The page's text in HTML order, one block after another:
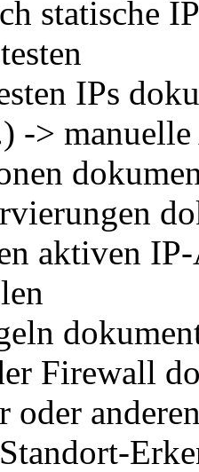
statische
IPs
->
aktiven IP-
Firewall
oder